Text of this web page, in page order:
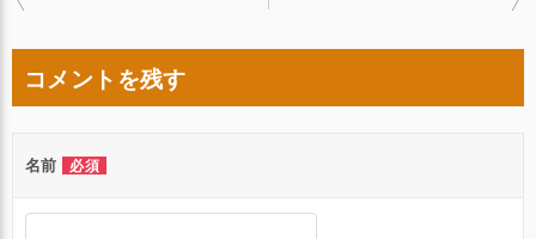
ビ
ー
シ
コメントを残す
名前 必須